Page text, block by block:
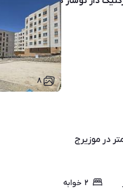
۸
۲ خوابه